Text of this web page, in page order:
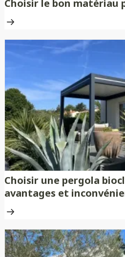
Choisir le bon matériau
Choisir une pergola
avantages et